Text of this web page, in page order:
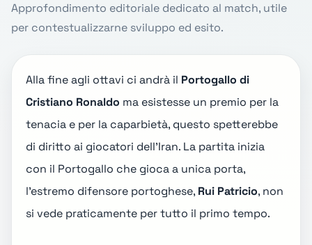
Approfondimento editoriale dedicato al match, utile
per contestualizzarne sviluppo ed esito.
Alla fine agli ottavi ci andrà il Portogallo di
Cristiano Ronaldo ma esistesse un premio per la
tenacia e per la caparbietà, questo spetterebbe
di diritto ai giocatori dell'Iran. La partita inizia
con il Portogallo che gioca a unica porta,
l'estremo difensore portoghese, Rui Patricio, non
si vede praticamente per tutto il primo tempo.